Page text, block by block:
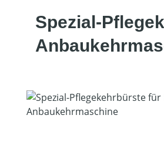
Spezial-
Bildergalerie überspringen